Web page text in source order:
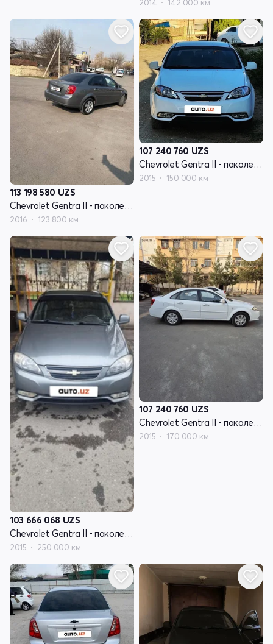
2014 142 000 км
113 198 580 UZS
Chevrolet Gentra II - поколение
2016 123 800 км
107 240 760 UZS
Chevrolet Gentra II - поколение
2015 150 000 км
103 666 068 UZS
Chevrolet Gentra II - поколение
2015 250 000 км
107 240 760 UZS
Chevrolet Gentra II - поколение
2015 170 000 км